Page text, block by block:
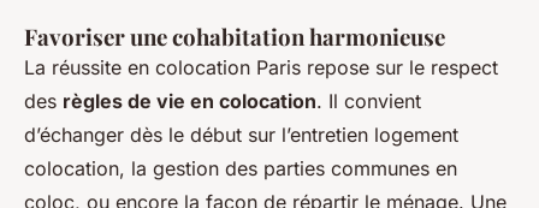
Favoriser une cohabitation harmonieuse
La réussite en colocation Paris repose sur le respect
des règles de vie en colocation. Il convient
d’échanger dès le début sur l’entretien logement
colocation, la gestion des parties communes en
coloc, ou encore la façon de répartir le ménage. Une